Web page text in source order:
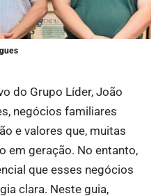
do Grupo Líder, João
negócios familiares
e valores que, muitas
em geração. No entanto,
que esses negócios
clara. Neste guia,